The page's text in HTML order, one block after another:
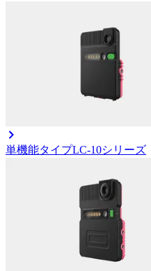
単機能タイプLC-10シリーズ